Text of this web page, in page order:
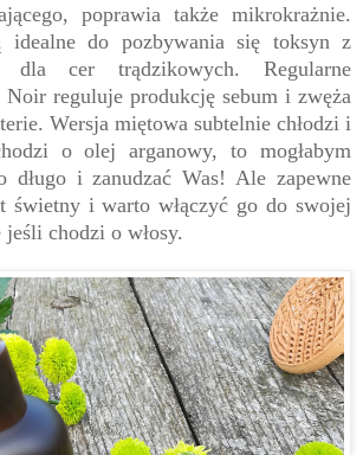
poprawia także mikrokrażnie.
idealne do pozbywania się toksyn z
dla cer trądzikowych. Regularne
Noir reguluje produkcję sebum i zwęża
Wersja miętowa subtelnie chłodzi i
o olej arganowy, to mogłabym
długo i zanudzać Was! Ale zapewne
świetny i warto włączyć go do swojej
chodzi o włosy.